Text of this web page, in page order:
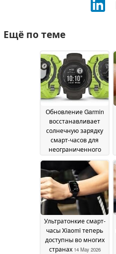
Ещё по теме
Обновление Garmin
восстанавливает
солнечную зарядку
смарт-часов для
неограниченного
автономной работы
19 May 2026
Ультратонкие смарт-
часы Xiaomi теперь
доступны во многих
странах 14 May 2026